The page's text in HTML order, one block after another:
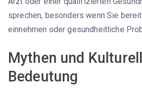
sprechen, besonders wenn Sie
einnehmen oder gesundheitliche
Mythen und
Bedeutung